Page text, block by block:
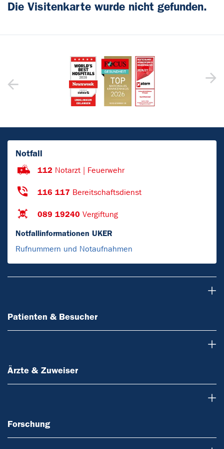
Die Visitenkarte wurde nicht gefunden.
Notfall
112 Notarzt | Feuerwehr
116 117 Bereitschaftsdienst
089 19240 Vergiftung
Notfallinformationen UKER
Rufnummern und Notaufnahmen
Patienten & Besucher
Ärzte & Zuweiser
Forschung